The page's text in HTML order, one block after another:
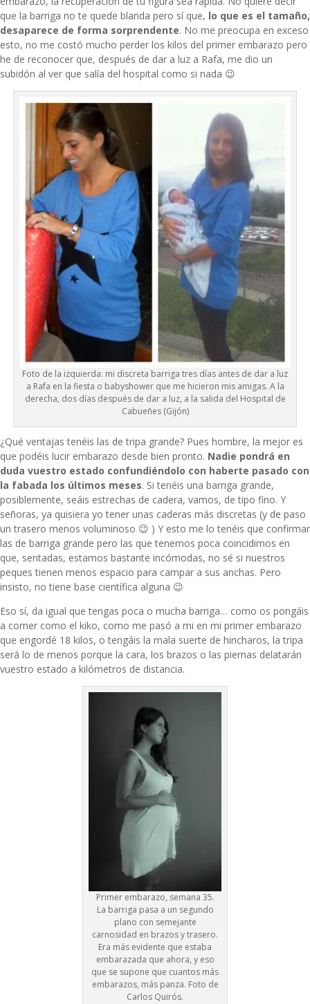
que la barriga no te quede blanda pero sí que, lo que es el tamaño,
desaparece de forma sorprendente. No me preocupa en exceso
esto, no me costó mucho perder los kilos del primer embarazo pero
he de reconocer que, después de dar a luz a Rafa, me dio un
subidón al ver que salía del hospital como si nada 😉
Foto de la izquierda: mi discreta barriga tres días antes de dar a luz
a Rafa en la fiesta o babyshower que me hicieron mis amigas. A la
derecha, dos días después de dar a luz, a la salida del Hospital de
Cabueñes (Gijón)
¿Qué ventajas tenéis las de tripa grande? Pues hombre, la mejor es
que podéis lucir embarazo desde bien pronto. Nadie pondrá en
duda vuestro estado confundiéndolo con haberte pasado con
la fabada los últimos meses. Si tenéis una barriga grande,
posiblemente, seáis estrechas de cadera, vamos, de tipo fino. Y
señoras, ya quisiera yo tener unas caderas más discretas (y de paso
un trasero menos voluminoso 😉 ) Y esto me lo tenéis que confirmar
las de barriga grande pero las que tenemos poca coincidimos en
que, sentadas, estamos bastante incómodas, no sé si nuestros
peques tienen menos espacio para campar a sus anchas. Pero
insisto, no tiene base científica alguna 😉
Eso sí, da igual que tengas poca o mucha barriga… como os pongáis
a comer como el kiko, como me pasó a mi en mi primer embarazo
que engordé 18 kilos, o tengáis la mala suerte de hincharos, la tripa
será lo de menos porque la cara, los brazos o las piernas delatarán
vuestro estado a kilómetros de distancia.
Primer embarazo, semana 35.
La barriga pasa a un segundo
plano con semejante
carnosidad en brazos y trasero.
Era más evidente que estaba
embarazada que ahora, y eso
que se supone que cuantos más
embarazos, más panza. Foto de
Carlos Quirós.